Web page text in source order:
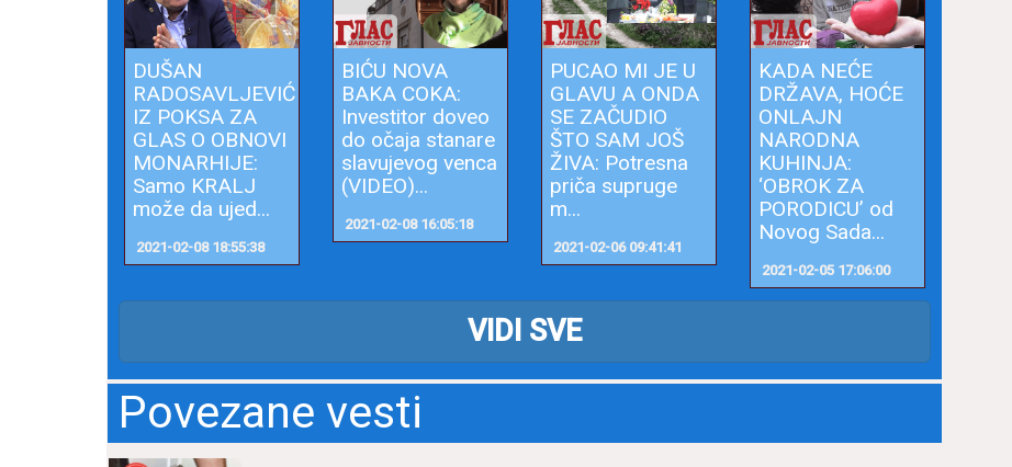
DUŠAN
RADOSAVLJEVIĆ
IZ POKSA ZA
GLAS O OBNOVI
MONARHIJE:
Samo KRALJ
može da ujed...
2021-02-08 18:55:38
BIĆU NOVA
BAKA COKA:
Investitor doveo
do očaja stanare
slavujevog venca
(VIDEO)...
2021-02-08 16:05:18
PUCAO MI JE U
GLAVU A ONDA
SE ZAČUDIO
ŠTO SAM JOŠ
ŽIVA: Potresna
priča supruge
m...
2021-02-06 09:41:41
KADA NEĆE
DRŽAVA, HOĆE
ONLAJN
NARODNA
KUHINJA:
‘OBROK ZA
PORODICU’ od
Novog Sada...
2021-02-05 17:06:00
VIDI SVE
Povezane vesti